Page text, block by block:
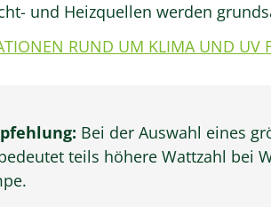
und Heizquellen werden
RUND UM KLIMA UND UV
Bei der Auswahl eines
teils höhere Wattzahl bei